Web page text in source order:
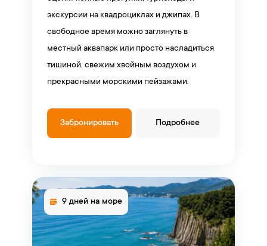
экскурсии на квадроциклах и джипах. В
свободное время можно заглянуть в
местный аквапарк или просто насладиться
тишиной, свежим хвойным воздухом и
прекрасными морскими пейзажами.
Забронировать Подробнее
9 дней на море